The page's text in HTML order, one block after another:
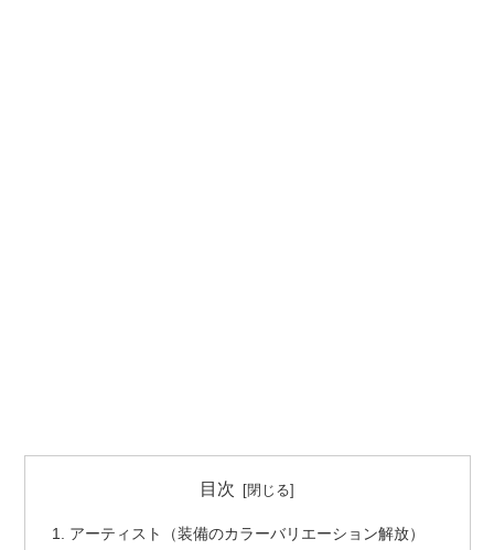
目次
アーティスト（装備のカラーバリエーション解放）